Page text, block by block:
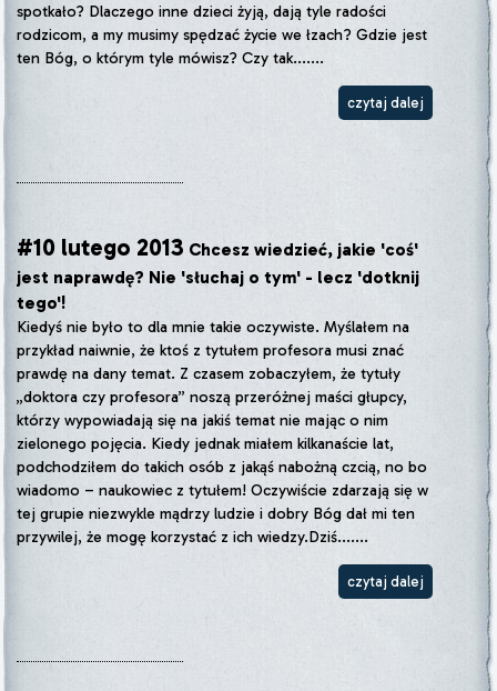
spotkało? Dlaczego inne dzieci żyją, dają tyle radości
rodzicom, a my musimy spędzać życie we łzach? Gdzie jest
ten Bóg, o którym tyle mówisz? Czy tak.......
czytaj dalej
#10 lutego 2013 Chcesz wiedzieć, jakie 'coś'
jest naprawdę? Nie 'słuchaj o tym' - lecz 'dotknij
tego'!
Kiedyś nie było to dla mnie takie oczywiste. Myślałem na
przykład naiwnie, że ktoś z tytułem profesora musi znać
prawdę na dany temat. Z czasem zobaczyłem, że tytuły
„doktora czy profesora” noszą przeróżnej maści głupcy,
którzy wypowiadają się na jakiś temat nie mając o nim
zielonego pojęcia. Kiedy jednak miałem kilkanaście lat,
podchodziłem do takich osób z jakąś nabożną czcią, no bo
wiadomo – naukowiec z tytułem! Oczywiście zdarzają się w
tej grupie niezwykle mądrzy ludzie i dobry Bóg dał mi ten
przywilej, że mogę korzystać z ich wiedzy.Dziś.......
czytaj dalej